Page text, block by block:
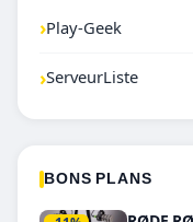
›Play-Geek
›ServeurListe
BONS PLANS